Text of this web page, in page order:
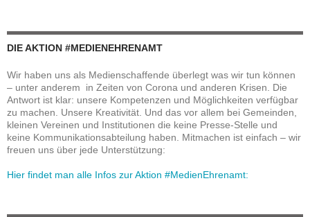
DIE AKTION #MEDIENEHRENAMT
Wir haben uns als Medienschaffende überlegt was wir tun können
– unter anderem in Zeiten von Corona und anderen Krisen. Die
Antwort ist klar: unsere Kompetenzen und Möglichkeiten verfügbar
zu machen. Unsere Kreativität. Und das vor allem bei Gemeinden,
kleinen Vereinen und Institutionen die keine Presse-Stelle und
keine Kommunikationsabteilung haben. Mitmachen ist einfach – wir
freuen uns über jede Unterstützung:
Hier findet man alle Infos zur Aktion #MedienEhrenamt: